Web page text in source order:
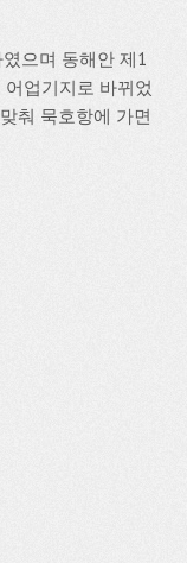
으며 동해안 제1
업기지로 바뀌었
춰 묵호항에 가면